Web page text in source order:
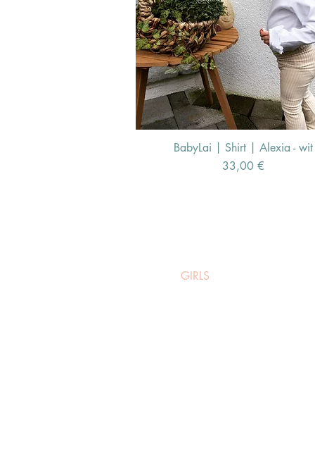
Schnellansicht
BabyLai | Shirt | Alexia - wit
Preis
33,00 €
GIRLS